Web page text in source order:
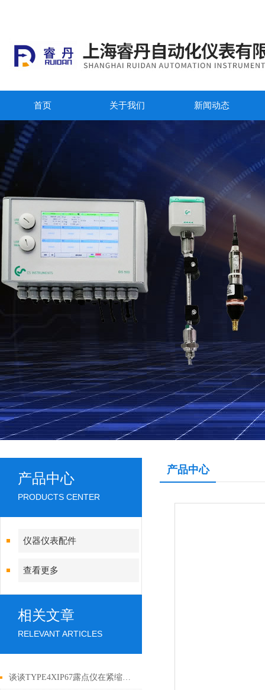
首页 关于我们 新闻动态
产品中心
PRODUCTS CENTER
仪器仪表配件
查看更多
相关文章
RELEVANT ARTICLES
谈谈TYPE4XIP67露点仪在紧缩空气湿度测量中的应用
产品中心